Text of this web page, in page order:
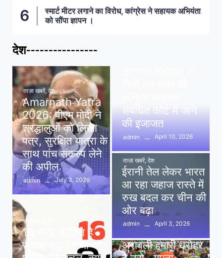
स्मार्ट मीटर लगाने का विरोध, कांग्रेस ने सहायक अभियंता
को सौंपा ज्ञापन ।
देश----------------
ताज़ा खबरें, देश
Amarnath Yatra
2026: पीएम मोदी ने
श्रद्धालुओं को लिखा
पत्र, सुरक्षित यात्रा के
साथ पांच संकल्प लेने
की अपील
admin July 3, 2026
ताज़ा खबरें
16 नंबर’ में छिपा है
जवाब: राहुल गांधी की
संबंधित कोर्ट में जाने
की इजाजत
admin April 10, 2026
ताज़ा खबरें, देश
ईरानी तेल लेकर भारत
आ रहा जहाज रास्ते में
रुख बदल कर चीन की
ओर बढ़ा
admin
April 3, 2026
अरावली हमारी धरोहर